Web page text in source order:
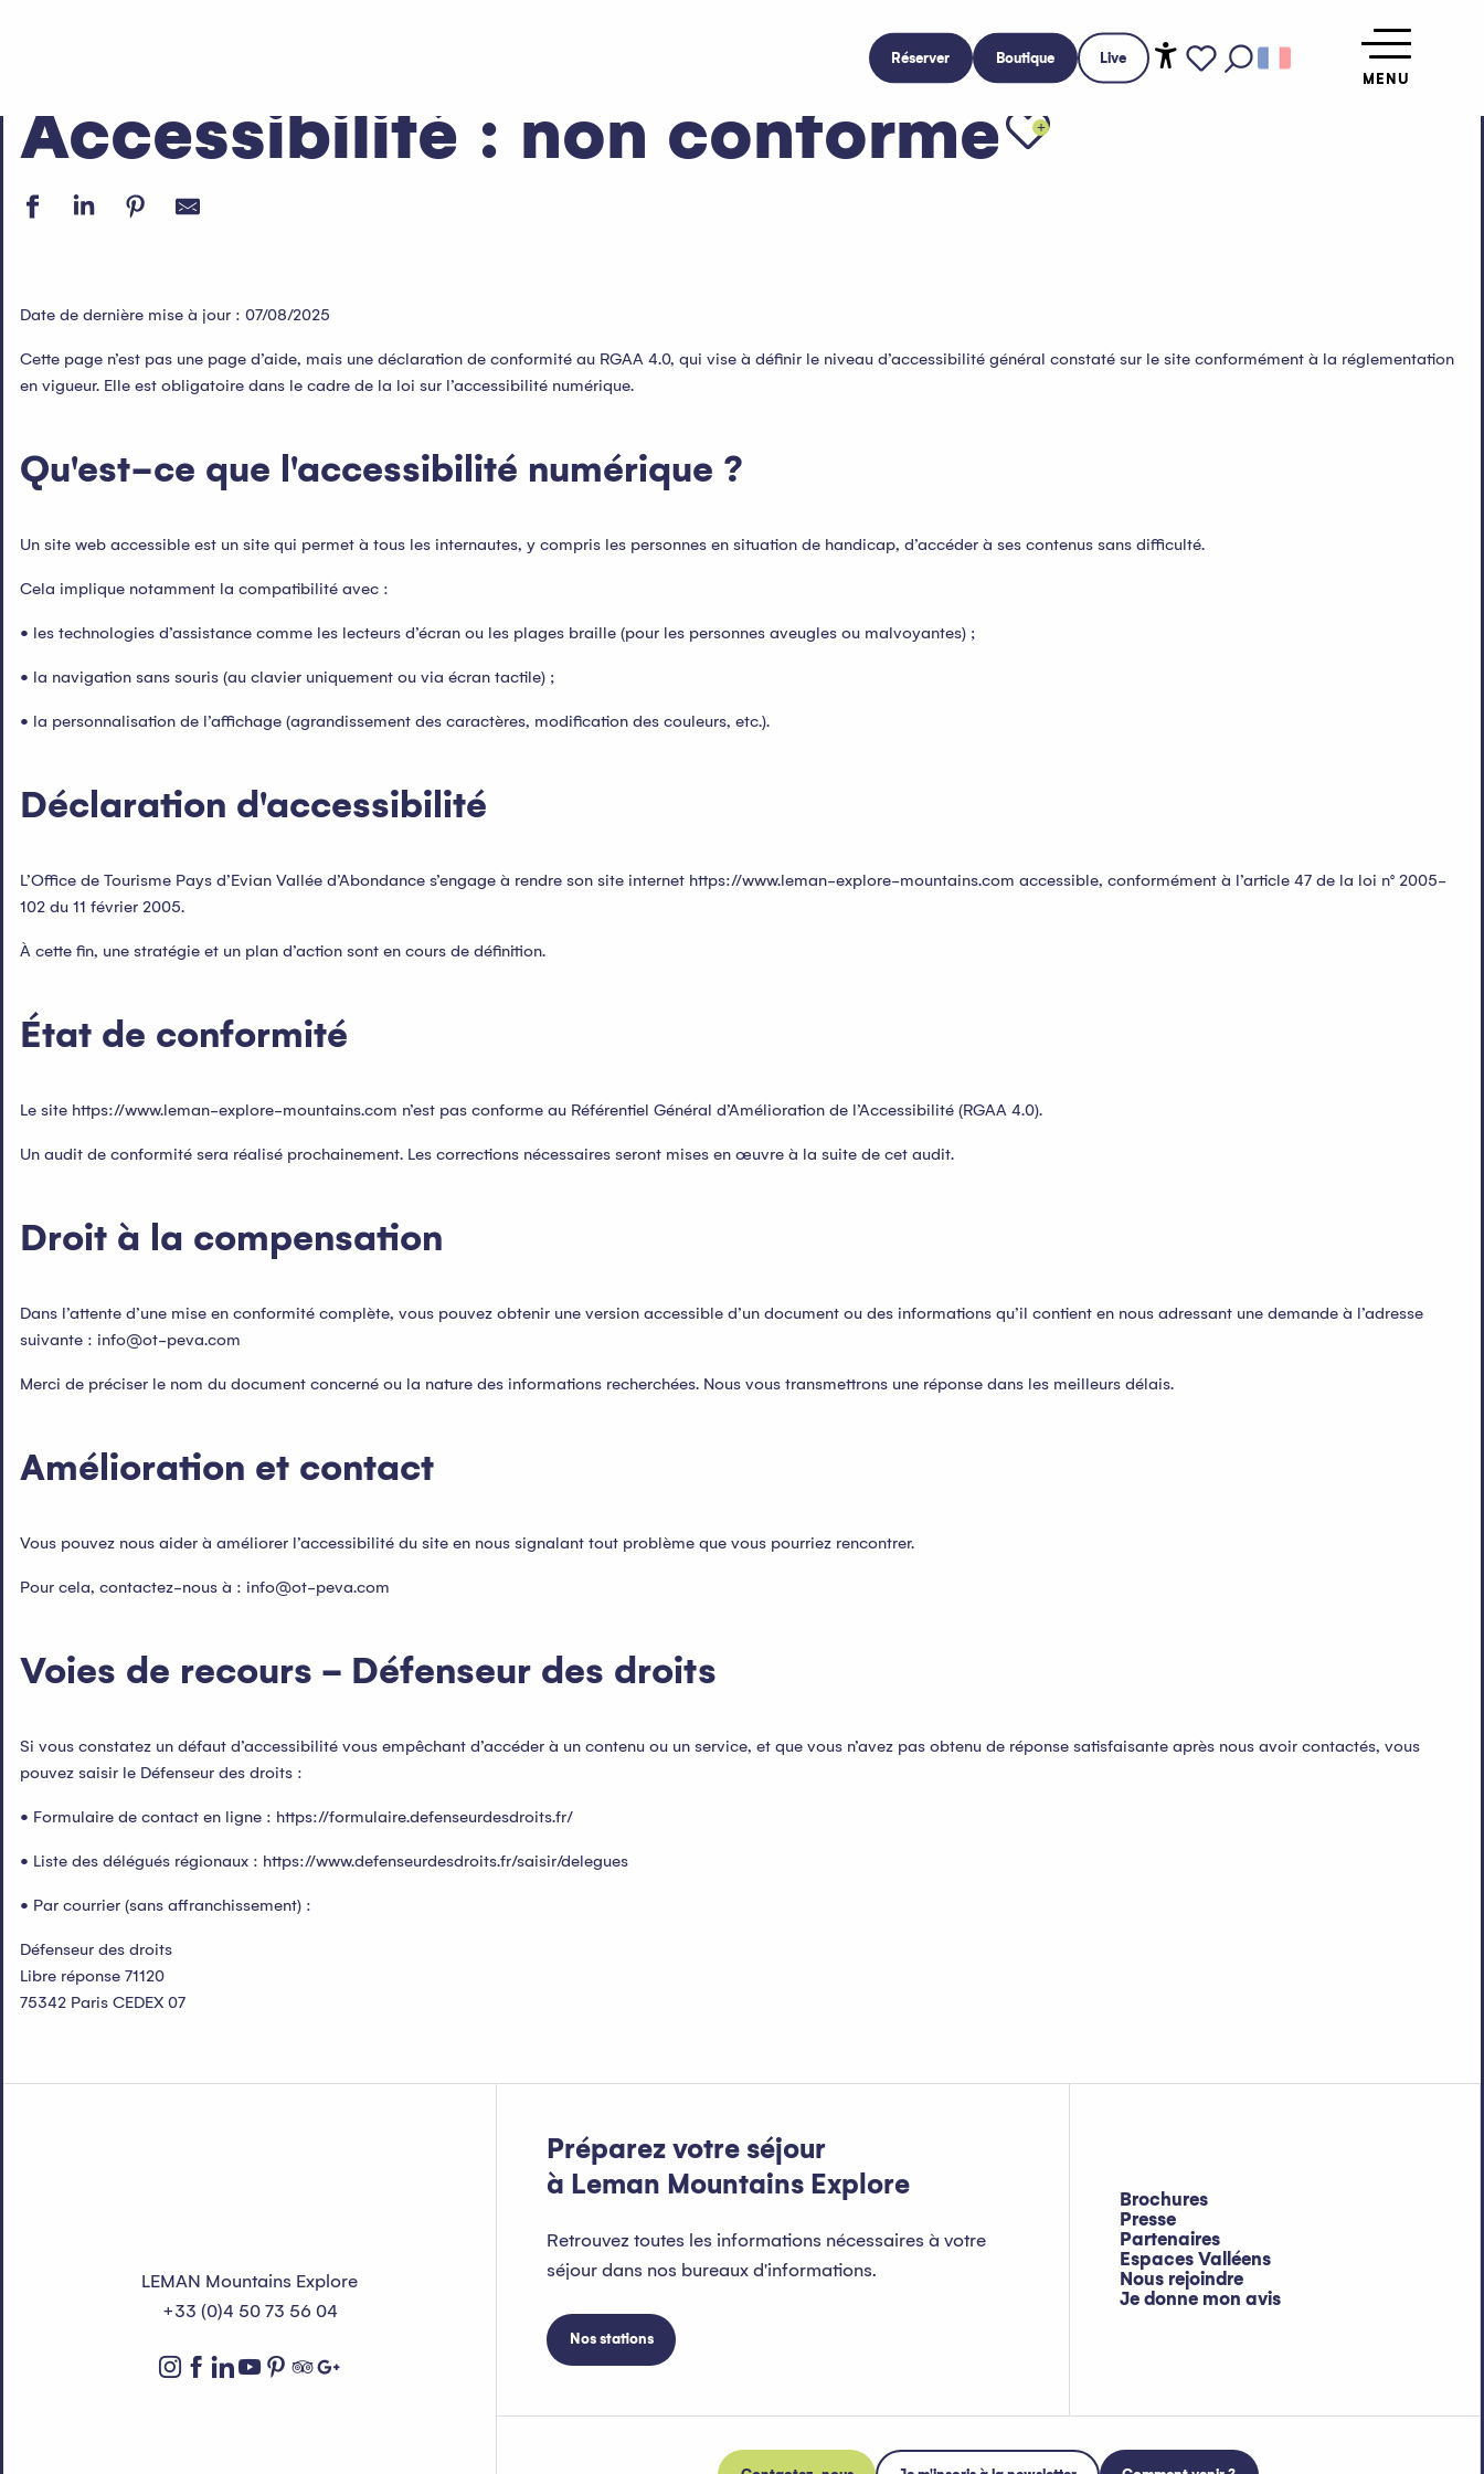
Réserver Boutique Live
MENU
Accessibilité : non conformeAjouter aux
Date de dernière mise à jour : 07/08/2025
Cette page n’est pas une page d’aide, mais une déclaration de conformité au RGAA 4.0, qui vise à définir le niveau d’accessibilité général constaté sur le site conformément à la réglementation
en vigueur. Elle est obligatoire dans le cadre de la loi sur l’accessibilité numérique.
Qu'est-ce que l'accessibilité numérique ?
Un site web accessible est un site qui permet à tous les internautes, y compris les personnes en situation de handicap, d’accéder à ses contenus sans difficulté.
Cela implique notamment la compatibilité avec :
• les technologies d’assistance comme les lecteurs d’écran ou les plages braille (pour les personnes aveugles ou malvoyantes) ;
• la navigation sans souris (au clavier uniquement ou via écran tactile) ;
• la personnalisation de l’affichage (agrandissement des caractères, modification des couleurs, etc.).
Déclaration d'accessibilité
L’Office de Tourisme Pays d’Evian Vallée d’Abondance s’engage à rendre son site internet https://www.leman-explore-mountains.com accessible, conformément à l’article 47 de la loi n° 2005-
102 du 11 février 2005.
À cette fin, une stratégie et un plan d’action sont en cours de définition.
État de conformité
Le site https://www.leman-explore-mountains.com n’est pas conforme au Référentiel Général d’Amélioration de l’Accessibilité (RGAA 4.0).
Un audit de conformité sera réalisé prochainement. Les corrections nécessaires seront mises en œuvre à la suite de cet audit.
Droit à la compensation
Dans l’attente d’une mise en conformité complète, vous pouvez obtenir une version accessible d’un document ou des informations qu’il contient en nous adressant une demande à l’adresse
suivante : info@ot-peva.com
Merci de préciser le nom du document concerné ou la nature des informations recherchées. Nous vous transmettrons une réponse dans les meilleurs délais.
Amélioration et contact
Vous pouvez nous aider à améliorer l’accessibilité du site en nous signalant tout problème que vous pourriez rencontrer.
Pour cela, contactez-nous à : info@ot-peva.com
Voies de recours - Défenseur des droits
Si vous constatez un défaut d’accessibilité vous empêchant d’accéder à un contenu ou un service, et que vous n’avez pas obtenu de réponse satisfaisante après nous avoir contactés, vous
pouvez saisir le Défenseur des droits :
• Formulaire de contact en ligne : https://formulaire.defenseurdesdroits.fr/
• Liste des délégués régionaux : https://www.defenseurdesdroits.fr/saisir/delegues
• Par courrier (sans affranchissement) :
Défenseur des droits
Libre réponse 71120
75342 Paris CEDEX 07
LEMAN Mountains Explore
+33 (0)4 50 73 56 04
Préparez votre séjour
à Leman Mountains Explore
Retrouvez toutes les informations nécessaires à votre
séjour dans nos bureaux d'informations.
Nos stations
Brochures
Presse
Partenaires
Espaces Valléens
Nous rejoindre
Je donne mon avis